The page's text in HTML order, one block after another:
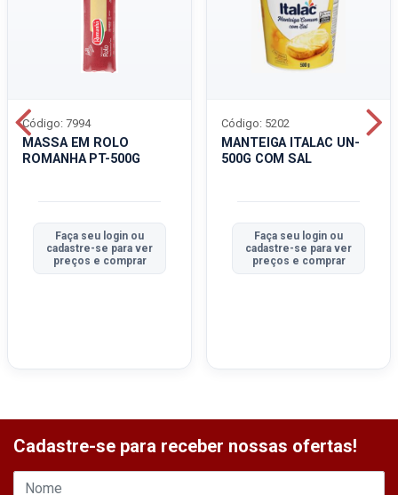
MASSA EM ROLO
ROMANHA PT-500G
Código: 7994
Faça seu login ou
cadastre-se para ver
preços e comprar
MANTEIGA ITALAC UN-
500G COM SAL
Código: 5202
Faça seu login ou
cadastre-se para ver
preços e comprar
Cadastre-se para receber nossas ofertas!